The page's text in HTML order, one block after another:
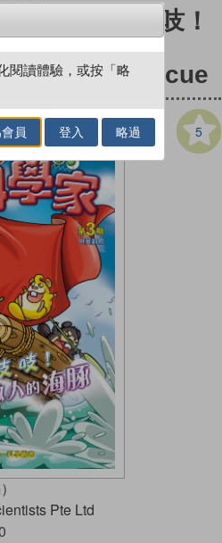
级）#3 吱吱吱！
Squeak!
to the Rescue
5
Pte Ltd
閱讀體驗，或按「略
員 登入 略過